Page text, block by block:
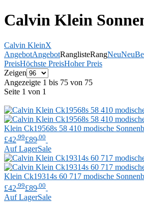
Calvin Klein
Calvin KleinX
AngebotAngebotRanglisteRangNeuNeu
PreisHöchste PreisHoher Preis
Zeigen
Angezeigte 1 bis 75 von 75
Seite 1 von 1
Klein Ck19568s 58 410 modische
£42 .99£89 .00
Auf LagerSale
Klein Ck19314s 60 717 modische
£42 .99£89 .00
Auf LagerSale